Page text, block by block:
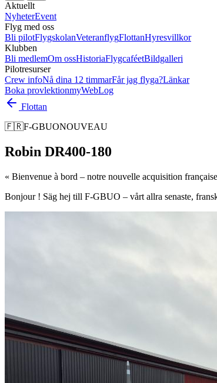
Aktuellt
NyheterEvent
Flyg med oss
Bli pilotFlygskolanVeteranflygFlottanHyresvillkor
Klubben
Bli medlemOm ossHistoriaFlygcaféetBildgalleri
Pilotresurser
Crew infoNå dina 12 timmarFår jag flyga?Länkar
Boka provlektionmyWebLog
Flottan
🇫🇷F-GBUONOUVEAU
Robin DR400-180
« Bienvenue à bord – notre nouvelle acquisition française
Bonjour ! Säg hej till F-GBUO – vårt allra senaste,